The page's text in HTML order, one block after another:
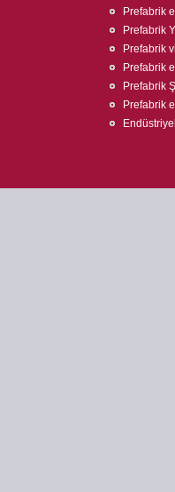
Prefabrik
Prefabrik
Prefabrik
Prefabrik
Prefabrik
Prefabrik